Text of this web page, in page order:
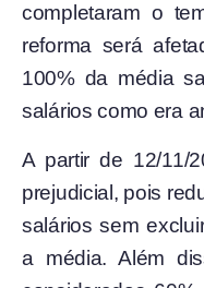
completaram o
reforma será
100% da média
salários como era
A partir de 12/11/
prejudicial, pois
salários sem
a média. Além